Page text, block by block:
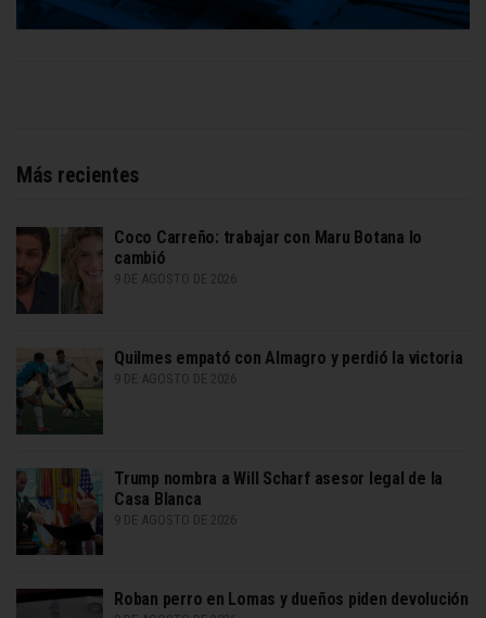
Más recientes
Coco Carreño: trabajar con Maru Botana lo
cambió
9 DE AGOSTO DE 2026
Quilmes empató con Almagro y perdió la victoria
9 DE AGOSTO DE 2026
Trump nombra a Will Scharf asesor legal de la
Casa Blanca
9 DE AGOSTO DE 2026
Roban perro en Lomas y dueños piden devolución